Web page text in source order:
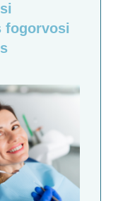
fogorvosi